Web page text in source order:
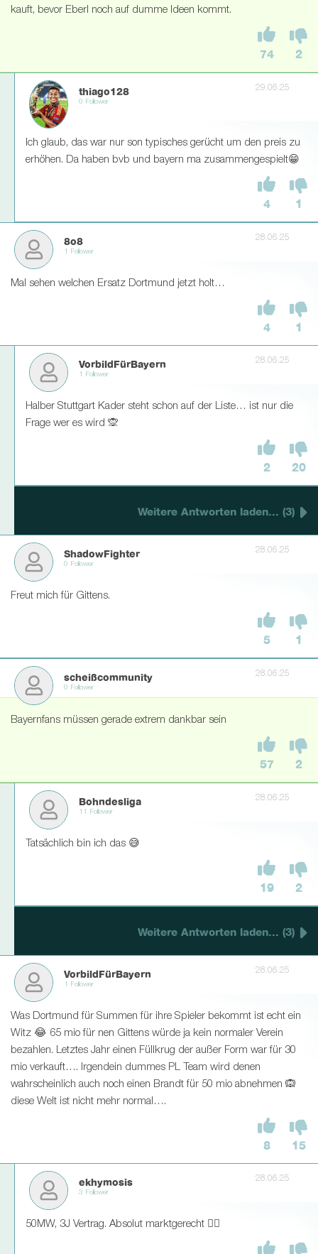
kauft, bevor Eberl noch auf dumme Ideen kommt.
74 2
thiago128
0 Follower
29.06.25
Ich glaub, das war nur son typisches gerücht um den preis zu
erhöhen. Da haben bvb und bayern ma zusammengespielt😁
4 1
8o8
1 Follower
28.06.25
Mal sehen welchen Ersatz Dortmund jetzt holt…
4 1
VorbildFürBayern
1 Follower
28.06.25
Halber Stuttgart Kader steht schon auf der Liste… ist nur die
Frage wer es wird 🙊
2 20
Weitere Antworten laden... (3)
ShadowFighter
0 Follower
28.06.25
Freut mich für Gittens.
5 1
scheißcommunity
0 Follower
28.06.25
Bayernfans müssen gerade extrem dankbar sein
57 2
Bohndesliga
11 Follower
28.06.25
Tatsächlich bin ich das 😅
19 2
Weitere Antworten laden... (3)
VorbildFürBayern
1 Follower
28.06.25
Was Dortmund für Summen für ihre Spieler bekommt ist echt ein
Witz 😂 65 mio für nen Gittens würde ja kein normaler Verein
bezahlen. Letztes Jahr einen Füllkrug der außer Form war für 30
mio verkauft…. Irgendein dummes PL Team wird denen
wahrscheinlich auch noch einen Brandt für 50 mio abnehmen 🙉
diese Welt ist nicht mehr normal….
8 15
ekhymosis
3 Follower
28.06.25
50MW, 3J Vertrag. Absolut marktgerecht 🤷‍♂